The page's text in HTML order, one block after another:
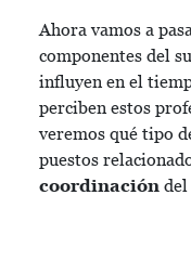
Ahora vamos a
componentes del
influyen en el
perciben estos
veremos qué tipo
puestos
coordinación del